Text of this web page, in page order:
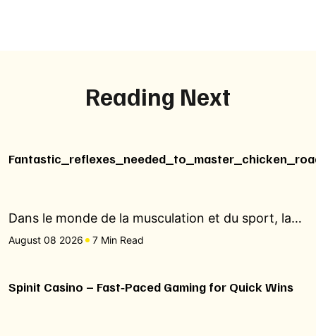
Reading Next
Dans le monde de la musculation et du sport, la…
August 08 2026 7 Min Read
Spinit Casino – Fast‑Paced Gaming for Quick Wins